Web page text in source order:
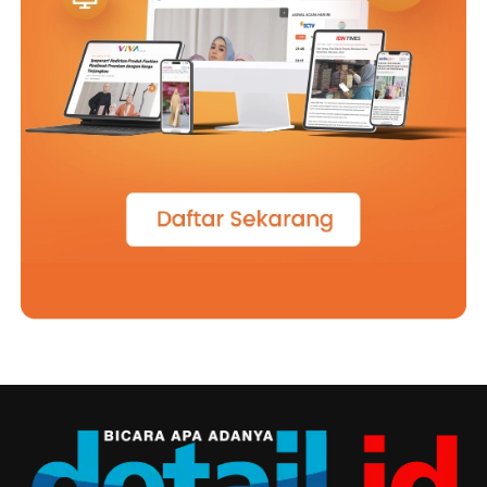
Menjelang berakhirnya kegiatan, Romo Agustinus Sugiyo
Pitoyo, SJ, mengajak para orang tua untuk tetap hadir
dalam perjalanan pendidikan putra-putra yang
berproses di De Britto. Menurutnya, sekolah tidak dapat
berjalan sendiri, karena pendidikan akan menemukan
perkembangan setiap anak.
Penyerahan siswa baru dan Pra MPLS akhirnya menjadi
titik awal sebuah perjalanan panjang yang akan
bukan hanya tentang mempersiapkan lulusan yang siap
menghadirkan manusia yang mampu memberi arti bagi
kehidupan orang lain. Dari aula pada pagi, lapangan